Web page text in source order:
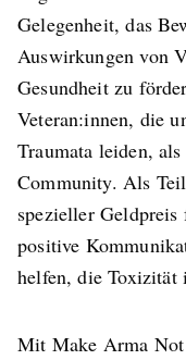
Gelegenheit, das
Auswirkungen von
Gesundheit zu
Veteran:innen, die
Traumata leiden,
Community. Als
spezieller
positive
helfen, die Toxizität
Mit Make Arma